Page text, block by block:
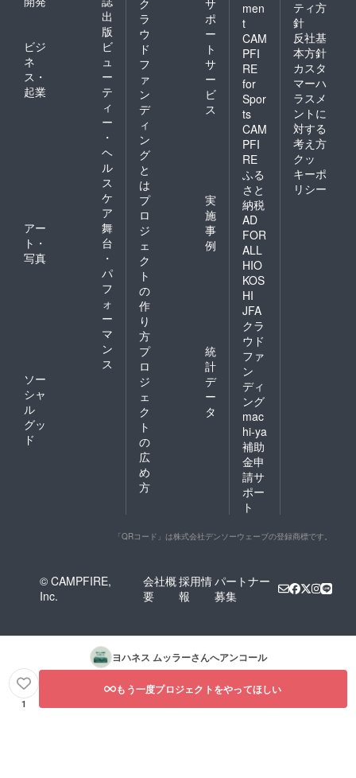
出
版
ビジ
ネ
ス・
起業
ビ
ュ
ー
テ
ィ
ー
・
ヘ
ル
ス
ケ
ア
アー
ト・
写真
舞
台
・
パ
フ
ォ
ー
マ
ン
ス
ソー
シャ
ル
グッ
ド
ク
ラ
ウ
ド
フ
ァ
ン
デ
ィ
ン
グ
と
は
サ
ポ
ー
ト
サ
ー
ビ
ス
プ
ロ
ジ
ェ
ク
ト
の
作
り
方
実
施
事
例
プ
ロ
ジ
ェ
ク
ト
の
広
め
方
統
計
デ
ー
タ
men
t
CAM
PFI
RE
for
Spor
ts
CAM
PFI
RE
ふる
さと
納税
AD
FOR
ALL
HIO
KOS
HI
JFA
クラ
ウド
ファ
ン
ディ
ング
mac
hi-ya
補助
金申
請サ
ポー
ト
ティ方
針
反社基
本方針
カスタ
マーハ
ラスメ
ントに
対する
考え方
クッ
キーポ
リシー
「QRコード」は株式会社デンソーウェーブの登録商標です。
© CAMPFIRE,
Inc.
会社概
要
採用情
報
パートナー
募集
ヨハネス ムッラーさんへアンコール
1
もう一度プロジェクトをやってほしい